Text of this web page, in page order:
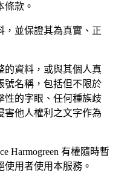
條款。
，並保證其為真實、正
的資料，或與其個人真
號名稱，包括但不限於
性的字眼、任何種族歧
害他人權利之文字作為
Harmogreen 有權隨時暫
用者使用本服務。